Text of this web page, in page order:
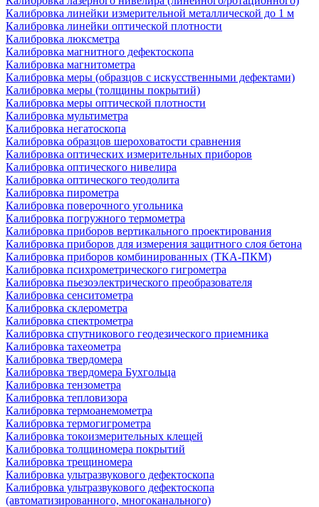
Калибровка линейки измерительной металлической до 1 м
Калибровка линейки оптической плотности
Калибровка люксметра
Калибровка магнитного дефектоскопа
Калибровка магнитометра
Калибровка меры (образцов с искусственными дефектами)
Калибровка меры (толщины покрытий)
Калибровка меры оптической плотности
Калибровка мультиметра
Калибровка негатоскопа
Калибровка образцов шероховатости сравнения
Калибровка оптических измерительных приборов
Калибровка оптического нивелира
Калибровка оптического теодолита
Калибровка пирометра
Калибровка поверочного угольника
Калибровка погружного термометра
Калибровка приборов вертикального проектирования
Калибровка приборов для измерения защитного слоя бетона
Калибровка приборов комбинированных (ТКА-ПКМ)
Калибровка психрометрического гигрометра
Калибровка пьезоэлектрического преобразователя
Калибровка сенситометра
Калибровка склерометра
Калибровка спектрометра
Калибровка спутникового геодезического приемника
Калибровка тахеометра
Калибровка твердомера
Калибровка твердомера Бухгольца
Калибровка тензометра
Калибровка тепловизора
Калибровка термоанемометра
Калибровка термогигрометра
Калибровка токоизмерительных клещей
Калибровка толщиномера покрытий
Калибровка трещиномера
Калибровка ультразвукового дефектоскопа
Калибровка ультразвукового дефектоскопа
(автоматизированного, многоканального)